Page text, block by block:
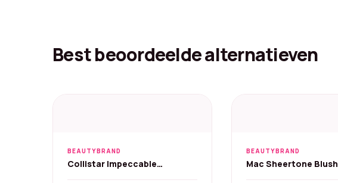
Best beoordeelde alternatieven
BEAUTYBRAND
Collistar Impeccable
BEAUTYBRAND
Mac Sheertone Blush